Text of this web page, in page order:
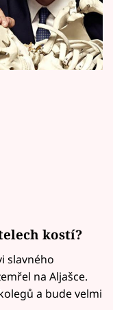
kostí?
slavného
na Aljašce.
a bude velmi